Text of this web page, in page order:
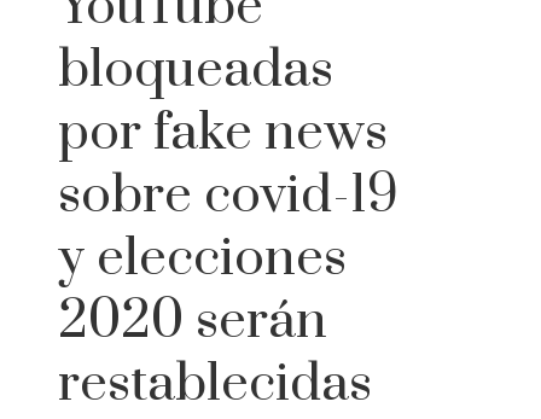
bloqueadas
por fake news
sobre covid-19
y elecciones
2020 serán
restablecidas